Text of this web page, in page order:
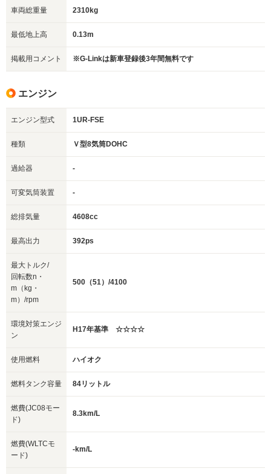
車両総重量 2310kg
最低地上高 0.13m
掲載用コメント ※G-Linkは新車登録後3年間無料です
エンジン
エンジン型式 1UR-FSE
種類 Ｖ型8気筒DOHC
過給器 -
可変気筒装置 -
総排気量 4608cc
最高出力 392ps
最大トルク/
回転数n・
m（kg・
m）/rpm
500（51）/4100
環境対策エンジ
ン
H17年基準 ☆☆☆☆
使用燃料 ハイオク
燃料タンク容量 84リットル
燃費(JC08モー
ド)
8.3km/L
燃費(WLTCモ
ード)
-km/L